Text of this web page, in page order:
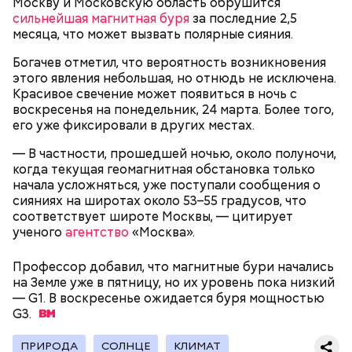
сильнейшая магнитная буряза последние 2,5
месяца, что может вызвать полярные сияния.
Богачев отметил, что вероятность возникновения
этого явления небольшая, но отнюдь не исключена.
Красивое свечение может появиться в ночь с
воскресенья на понедельник, 24 марта. Более того,
его уже фиксировали в других местах.
— В частности, прошедшей ночью, около полуночи,
когда текущая геомагнитная обстановка только
начала усложняться, уже поступали сообщения о
сияниях на широтах около 53–55 градусов, что
соответствует широте Москвы, — цитирует
ученого агентство «Москва».
Профессор добавил, что магнитные бури начались
на Земле уже в пятницу, но их уровень пока низкий
— G1. В воскресенье ожидается буря мощностью
G3.
ПРИРОДА СОЛНЦЕ КЛИМАТ
На главной странице сайтаkarta.mos.ruможно
найти тематические подборки скидок и самые
выгодные предложения, которые доступны на
данный момент.
предложения партнеров. В нем можно включить
сортировку по типам льготы, интересующим
товарам и услугам, брендам, станциям метро и
Где проходит
впервые увидел Маргариту с букетом мимоз в
руках. Именно здесь в доме № 10, где было
московское отделение газеты «Накануне», работал
Михаил Булгаков. Кстати, этот дом упоминается в
сборнике писателя «Дьяволиада» и очерке «Сорок